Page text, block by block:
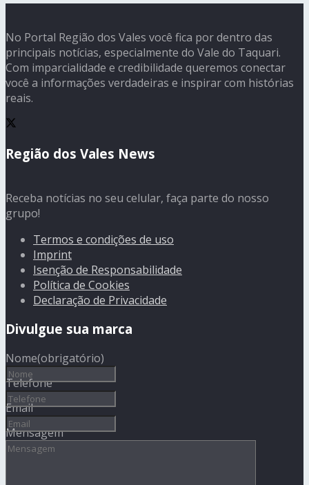
No Portal Região dos Vales você fica por dentro das
principais notícias, especialmente do Vale do Taquari.
Com imparcialidade e credibilidade queremos conectar
você a informações verdadeiras e inspirar com histórias
reais.
Região dos Vales News
Receba notícias no seu celular, faça parte do nosso
grupo!
Termos e condições de uso
Imprint
Isenção de Responsabilidade
Política de Cookies
Declaração de Privacidade
Divulgue sua marca
Nome(obrigatório)
Telefone
Email
Mensagem